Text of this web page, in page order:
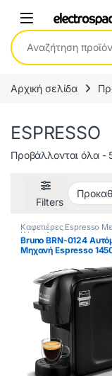
Αναζήτηση για:
Αρχική σελίδα
ESPRESSO
Προβάλλονται όλα -
Filters
Καφετιέρες Espresso Με
Κάψουλες
Bruno BRN-0124
Μηχανή Espresso
ΔΟΣΕΙΣ